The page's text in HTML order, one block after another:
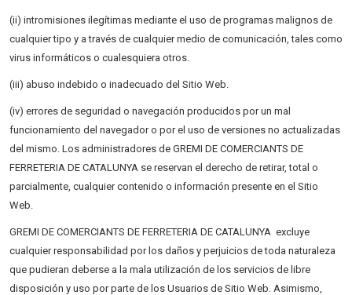
(ii) intromisiones ilegítimas mediante el uso de programas malignos de
cualquier tipo y a través de cualquier medio de comunicación, tales como
virus informáticos o cualesquiera otros.
(iii) abuso indebido o inadecuado del Sitio Web.
(iv) errores de seguridad o navegación producidos por un mal
funcionamiento del navegador o por el uso de versiones no actualizadas
del mismo. Los administradores de GREMI DE COMERCIANTS DE
FERRETERIA DE CATALUNYA se reservan el derecho de retirar, total o
parcialmente, cualquier contenido o información presente en el Sitio
Web.
GREMI DE COMERCIANTS DE FERRETERIA DE CATALUNYA excluye
cualquier responsabilidad por los daños y perjuicios de toda naturaleza
que pudieran deberse a la mala utilización de los servicios de libre
disposición y uso por parte de los Usuarios de Sitio Web. Asimismo,